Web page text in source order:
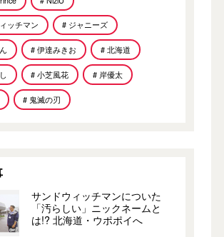
ッチマン # ジャニーズ
# 伊達みきお # 北海道
# 小芝風花 # 岸優太
# 鬼滅の刃
サンドウィッチマンについた
「汚らしい」ニックネームと
は!? 北海道・ウポポイへ